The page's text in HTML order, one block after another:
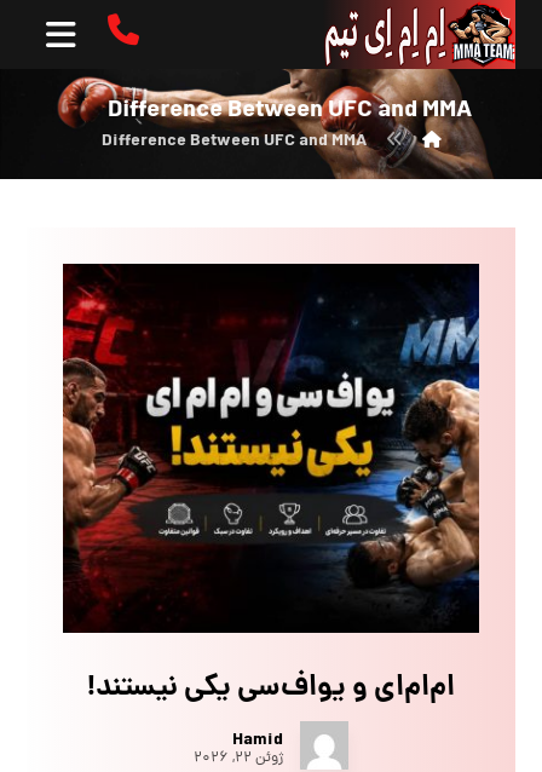
Difference Between UFC and MMA
Difference Between UFC and MMA
ام‌ام‌ای و یو‌اف‌سی یکی نیستند!
Hamid
ژوئن ۲۲, ۲۰۲۶